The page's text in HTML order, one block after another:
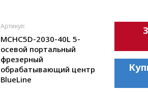
Артикул:
MCHC5D-2030-40L 5-
осевой портальный
фрезерный
обрабатывающий центр
BlueLinе